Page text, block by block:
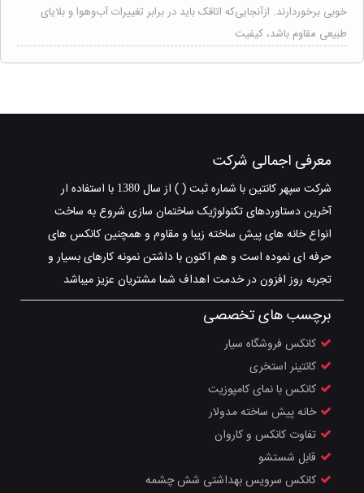
خوبی برخوردارند. ازآنجایی‌که اتاقک باید در برابر تغییرات آب‌وهوا و بلایای
طبیعی مقاوم باشد، کیفیت
معرفی اجمالی شرکت
شرکت سپهر کانتین با شماره ثبت ( ) از سال 1380 با استفاده ار
آخرین دستاوردهای تکنولوژیک ساختمان سازی شروع به ساخت
انواع خانه های پیش ساخته زیبا و مقاوم و همچنین کانکس های
حرفه ای نموده است و هم اکنون با داشتن نمونه کارهای بسیار و
تجربه روز افزون در خدمت اهداف شما مشتریان عزیز میباشد
برچسب های تخصصی
کانکس فروشگاه سیار
کانتینر استخری
کانکس با نمای کامپوزیت
خانه پیش ساخته مدولار
تفاوت کانکس و کاروان
قابل شستشو
کانکس سرویس بهداشتی شش چشمه